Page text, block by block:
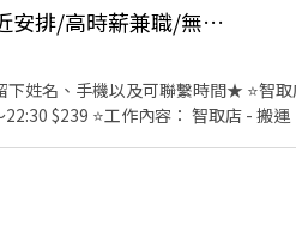
林口晴空/蝦皮店到店門市/智取店//就近安排/高時薪兼職/無經驗
姓名、手機以及可聯繫時間★ ⭐智取
$239 ⭐工作內容： 智取店 - 搬